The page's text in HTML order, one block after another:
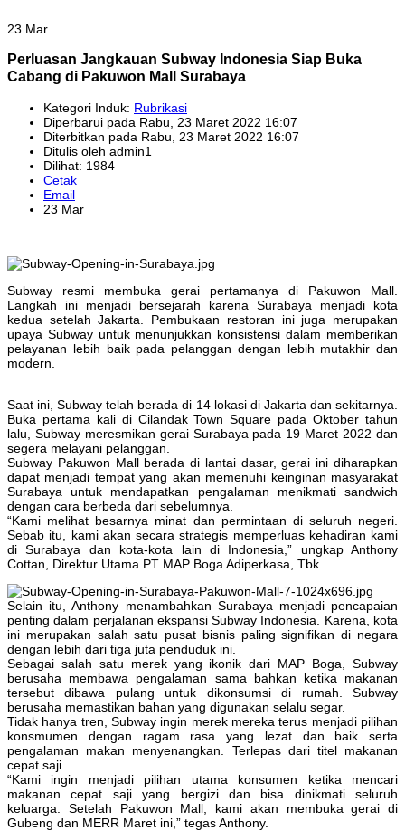
23 Mar
Perluasan Jangkauan Subway Indonesia Siap Buka
Cabang di Pakuwon Mall Surabaya
Kategori Induk: Rubrikasi
Diperbarui pada Rabu, 23 Maret 2022 16:07
Diterbitkan pada Rabu, 23 Maret 2022 16:07
Ditulis oleh admin1
Dilihat: 1984
Cetak
Email
23 Mar
Subway resmi membuka gerai pertamanya di Pakuwon Mall.
Langkah ini menjadi bersejarah karena Surabaya menjadi kota
kedua setelah Jakarta. Pembukaan restoran ini juga merupakan
upaya Subway untuk menunjukkan konsistensi dalam memberikan
pelayanan lebih baik pada pelanggan dengan lebih mutakhir dan
modern.
Saat ini, Subway telah berada di 14 lokasi di Jakarta dan sekitarnya.
Buka pertama kali di Cilandak Town Square pada Oktober tahun
lalu, Subway meresmikan gerai Surabaya pada 19 Maret 2022 dan
segera melayani pelanggan.
Subway Pakuwon Mall berada di lantai dasar, gerai ini diharapkan
dapat menjadi tempat yang akan memenuhi keinginan masyarakat
Surabaya untuk mendapatkan pengalaman menikmati sandwich
dengan cara berbeda dari sebelumnya.
“Kami melihat besarnya minat dan permintaan di seluruh negeri.
Sebab itu, kami akan secara strategis memperluas kehadiran kami
di Surabaya dan kota-kota lain di Indonesia,” ungkap Anthony
Cottan, Direktur Utama PT MAP Boga Adiperkasa, Tbk.
Selain itu, Anthony menambahkan Surabaya menjadi pencapaian
penting dalam perjalanan ekspansi Subway Indonesia. Karena, kota
ini merupakan salah satu pusat bisnis paling signifikan di negara
dengan lebih dari tiga juta penduduk ini.
Sebagai salah satu merek yang ikonik dari MAP Boga, Subway
berusaha membawa pengalaman sama bahkan ketika makanan
tersebut dibawa pulang untuk dikonsumsi di rumah. Subway
berusaha memastikan bahan yang digunakan selalu segar.
Tidak hanya tren, Subway ingin merek mereka terus menjadi pilihan
konsmumen dengan ragam rasa yang lezat dan baik serta
pengalaman makan menyenangkan. Terlepas dari titel makanan
cepat saji.
“Kami ingin menjadi pilihan utama konsumen ketika mencari
makanan cepat saji yang bergizi dan bisa dinikmati seluruh
keluarga. Setelah Pakuwon Mall, kami akan membuka gerai di
Gubeng dan MERR Maret ini,” tegas Anthony.